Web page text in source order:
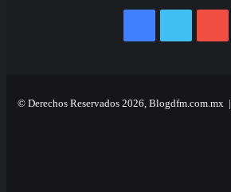
© Derechos Reservados 2026, Blogdfm.com.mx |